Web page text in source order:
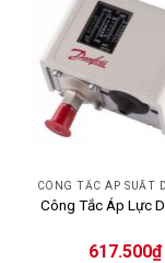
CÔNG TẮC ÁP SUẤT
Công Tắc Áp Lực
617.500₫